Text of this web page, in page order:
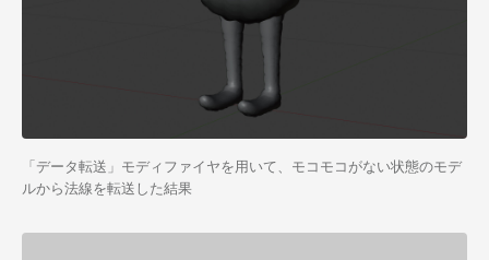
「データ転送」モディファイヤを用いて、モコモコがない状態のモデ
ルから法線を転送した結果